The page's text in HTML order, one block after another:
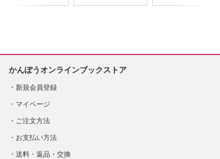
かんぽうオンラインブックストア
新規会員登録
マイページ
ご注文方法
お支払い方法
送料・返品・交換